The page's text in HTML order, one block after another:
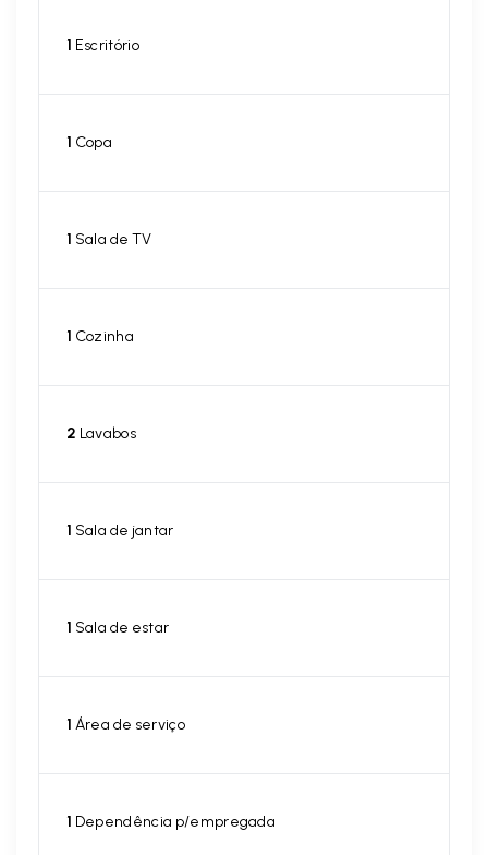
1 Escritório
1 Copa
1 Sala de TV
1 Cozinha
2 Lavabos
1 Sala de jantar
1 Sala de estar
1 Área de serviço
1 Dependência p/empregada